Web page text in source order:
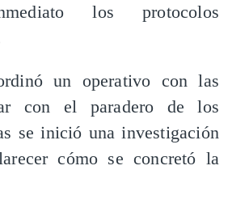
los protocolos
un operativo con las
con el paradero de los
se inició una investigación
cómo se concretó la